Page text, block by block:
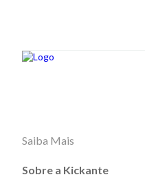
Saiba Mais
Sobre a Kickante